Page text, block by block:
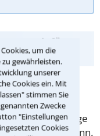
um die
gewährleisten.
unserer
Cookies ein. Mit
stimmen Sie
Zwecke
"Einstellungen
Cookies
Anwalt für
bestimmte
"Möglichst
auf ganz wenige
werden kann.